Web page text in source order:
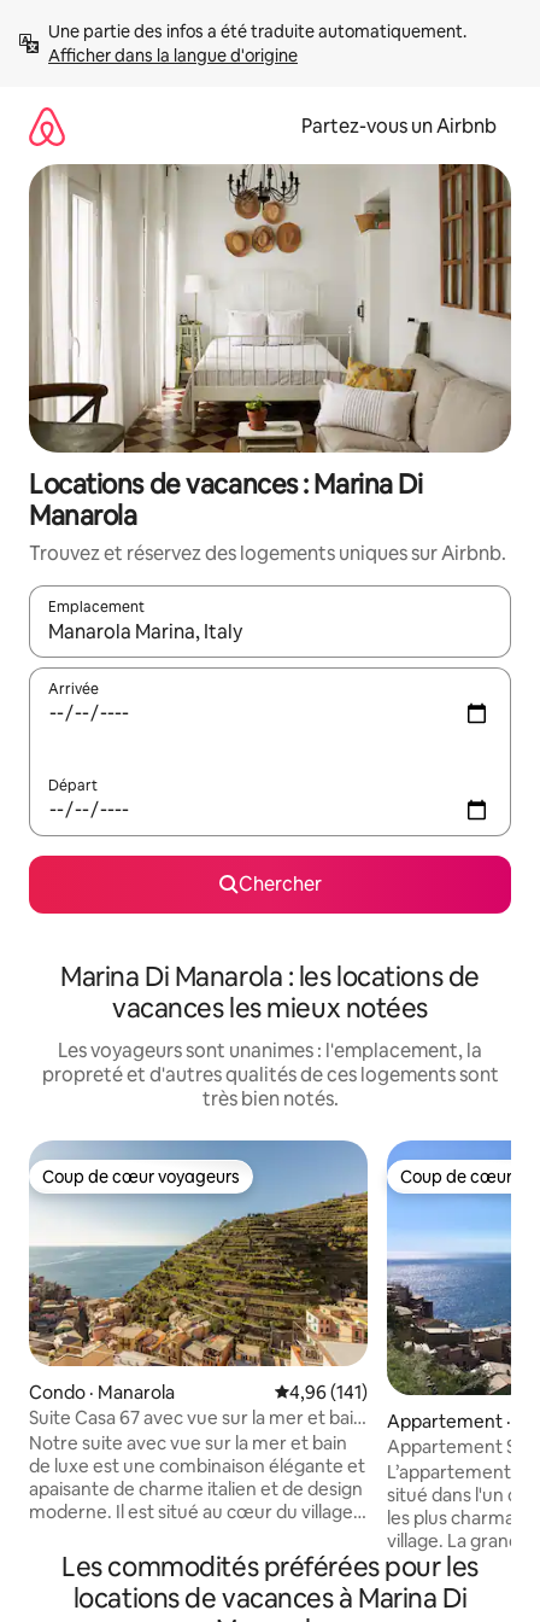
directement
Afficher dans la langue d'origine
Partez-vous un Airbnb
Locations de vacances : Marina Di
Manarola
Trouvez et réservez des logements uniques sur Airbnb.
Emplacement
Quand les résultats sont affichés, parcourez-les en utilisant
Arrivée
Départ
Chercher
Marina Di Manarola : les locations de
vacances les mieux notées
Les voyageurs sont unanimes : l'emplacement, la
propreté et d'autres qualités de ces logements sont
très bien notés.
Coup de cœur voyageurs
Coup de cœur voyageurs
Condo · Manarola Note moyenne de 4,96 sur 5,
4,96 (141)
Suite Casa 67 avec vue sur la mer et bain
de luxe
Notre suite avec vue sur la mer et bain
de luxe est une combinaison élégante et
apaisante de charme italien et de design
moderne. Il est situé au cœur du village
Proche de la gare, des commerces, des
restaurants et de la mer. Nous sommes
des gens du coin et nous fournissons à
Coup de cœur
Coup de cœur
Appartement ·
Appartement
L’appartement,
situé dans l'un
les plus
village. La grande
table et chaises
magnifique. La
équipée pour
Les commodités préférées pour les
locations de vacances à Marina Di